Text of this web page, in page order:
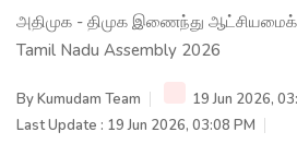
அதிமுக - திமுக இணைந்து
Tamil Nadu Assembly 2026
ByKumudam Team
19 Jun 2026,
Last Update : 19 Jun 2026, 03:08 PM